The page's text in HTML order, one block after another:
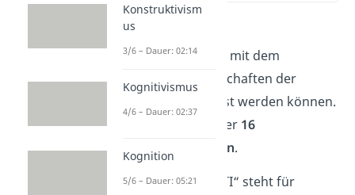
Der MBTI Test ist ein
Persönlichkeitstest
, mit dem
verschiedene Eigenschaften der
Persönlichkeit erfasst werden können.
Insgesamt gibt es hier 16
Persönlichkeitstypen.
Die Abkürzung „MBTI“ steht für
Konstruktivism
us
3/6 – Dauer: 02:14
Kognitivismus
4/6 – Dauer: 02:37
Kognition
5/6 – Dauer: 05:21